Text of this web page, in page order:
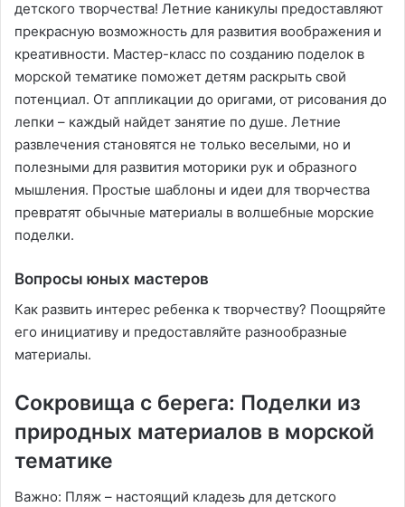
детского творчества! Летние каникулы предоставляют
прекрасную возможность для развития воображения и
креативности. Мастер-класс по созданию поделок в
морской тематике поможет детям раскрыть свой
потенциал. От аппликации до оригами‚ от рисования до
лепки – каждый найдет занятие по душе. Летние
развлечения становятся не только веселыми‚ но и
полезными для развития моторики рук и образного
мышления. Простые шаблоны и идеи для творчества
превратят обычные материалы в волшебные морские
поделки.
Вопросы юных мастеров
Как развить интерес ребенка к творчеству? Поощряйте
его инициативу и предоставляйте разнообразные
материалы.
Сокровища с берега: Поделки из
природных материалов в морской
тематике
Важно: Пляж – настоящий кладезь для детского